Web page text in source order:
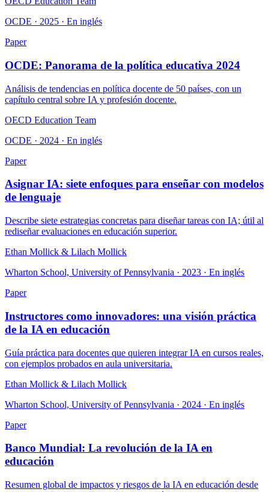
OCDE · 2025 · En inglés
Paper
OCDE: Panorama de la política educativa 2024
Análisis de tendencias en política docente de 50 países, con un
capítulo central sobre IA y profesión docente.
OECD Education Team
OCDE · 2024 · En inglés
Paper
Asignar IA: siete enfoques para enseñar con modelos
de lenguaje
Describe siete estrategias concretas para diseñar tareas con IA; útil al
rediseñar evaluaciones en educación superior.
Ethan Mollick & Lilach Mollick
Wharton School, University of Pennsylvania · 2023 · En inglés
Paper
Instructores como innovadores: una visión práctica
de la IA en educación
Guía práctica para docentes que quieren integrar IA en cursos reales,
con ejemplos probados en aula universitaria.
Ethan Mollick & Lilach Mollick
Wharton School, University of Pennsylvania · 2024 · En inglés
Paper
Banco Mundial: La revolución de la IA en
educación
Resumen global de impactos y riesgos de la IA en educación desde